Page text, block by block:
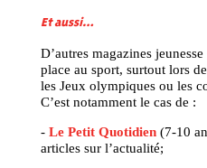
Et aussi…
D’autres magazines
place au sport, surtout lors
les Jeux olympiques ou les
C’est notamment le cas de :
- Le Petit Quotidien (7-10
articles sur l’actualité;